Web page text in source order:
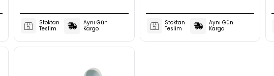
Stoktan
Teslim
Aynı Gün
Kargo
Stoktan
Teslim
Aynı Gün
Kargo